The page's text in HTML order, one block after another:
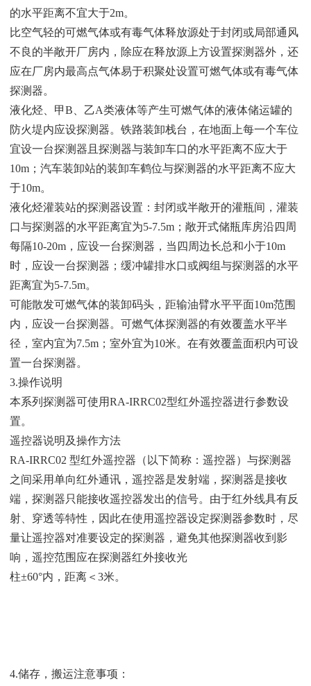
的水平距离不宜大于2m。
比空气轻的可燃气体或有毒气体释放源处于封闭或局部通风
不良的半敞开厂房内，除应在释放源上方设置探测器外，还
应在厂房内最高点气体易于积聚处设置可燃气体或有毒气体
探测器。
液化烃、甲B、乙A类液体等产生可燃气体的液体储运罐的
防火堤内应设探测器。铁路装卸栈台，在地面上每一个车位
宜设一台探测器且探测器与装卸车口的水平距离不应大于
10m；汽车装卸站的装卸车鹤位与探测器的水平距离不应大
于10m。
液化烃灌装站的探测器设置：封闭或半敞开的灌瓶间，灌装
口与探测器的水平距离宜为5-7.5m；敞开式储瓶库房沿四周
每隔10-20m，应设一台探测器，当四周边长总和小于10m
时，应设一台探测器；缓冲罐排水口或阀组与探测器的水平
距离宜为5-7.5m。
可能散发可燃气体的装卸码头，距输油臂水平平面10m范围
内，应设一台探测器。可燃气体探测器的有效覆盖水平半
径，室内宜为7.5m；室外宜为10米。在有效覆盖面积内可设
置一台探测器。
3.操作说明
本系列探测器可使用RA-IRRC02型红外遥控器进行参数设
置。
遥控器说明及操作方法
RA-IRRC02 型红外遥控器（以下简称：遥控器）与探测器
之间采用单向红外通讯，遥控器是发射端，探测器是接收
端，探测器只能接收遥控器发出的信号。由于红外线具有反
射、穿透等特性，因此在使用遥控器设定探测器参数时，尽
量让遥控器对准要设定的探测器，避免其他探测器收到影
响，遥控范围应在探测器红外接收光
柱±60°内，距离＜3米。
4.储存，搬运注意事项：